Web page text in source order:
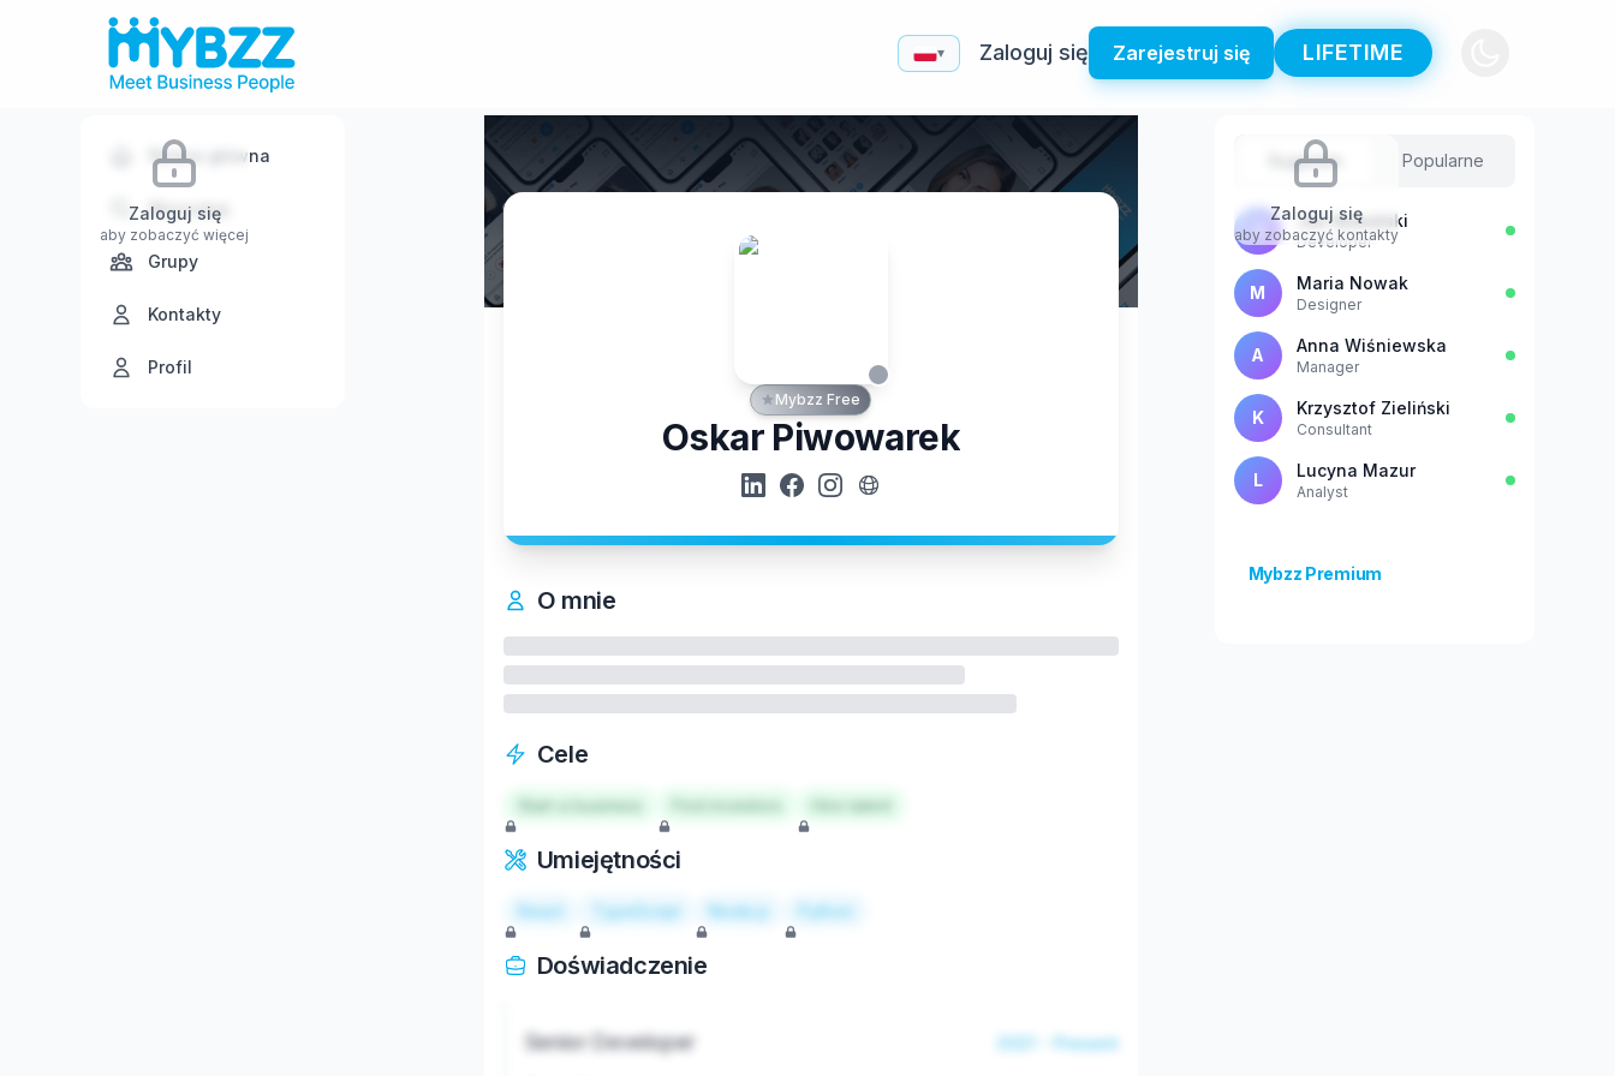
▾ Zaloguj się Zarejestruj się LIFETIME
Zaloguj się
aby zobaczyć więcej
Strona główna
Wyszukaj
Grupy
Kontakty
Profil
Mybzz Free
Oskar Piwowarek
O mnie
Cele
Start a business Hire talent
Umiejętności
React TypeScript Node.js Python
Doświadczenie
Senior Developer 2021 - Present
Zaloguj się
aby zobaczyć kontakty
Sugestie Popularne
J Jan Kowalski
Developer
M Maria Nowak
Designer
A Anna Wiśniewska
Manager
K Krzysztof Zieliński
Consultant
L Lucyna Mazur
Analyst
Mybzz Premium